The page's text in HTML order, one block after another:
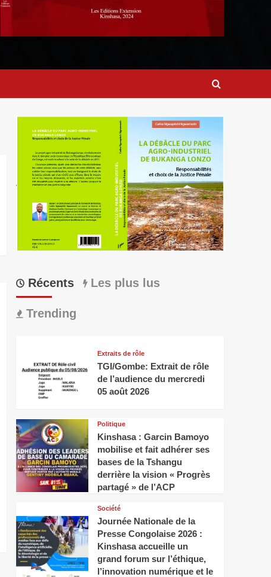
Récents Les plus lus
Trending
Extraits de rôle
TGI/Gombe: Extrait de rôle
de l’audience du mercredi
05 août 2026
Politique
Kinshasa : Garcin Bamoyo
mobilise et fait adhérer ses
bases de la Tshangu
derrière la vision « Progrès
partagé » de l’ACP
Société
Journée Nationale de la
Presse Congolaise 2026 :
Kinshasa accueille un
grand forum sur l’éthique,
l’innovation numérique et le